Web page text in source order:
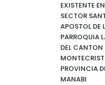
EXISTENTE
SECTOR
APOSTOL DE
PARROQUIA
DEL CANTON
PROVINCIA
MANABI